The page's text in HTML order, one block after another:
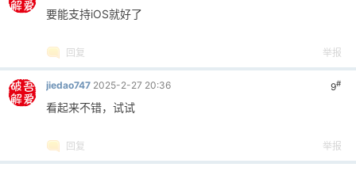
要能支持iOS就好了
回复 举报
9#
jiedao747 2025-2-27 20:36
看起来不错，试试
回复 举报